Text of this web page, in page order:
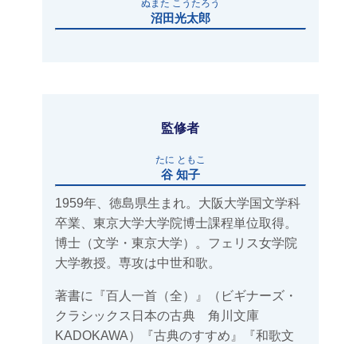
沼田光太郎
ぬまた こうたろう
監修者
谷 知子
たに ともこ
1959年、徳島県生まれ。大阪大学国文学科
卒業、東京大学大学院博士課程単位取得。
博士（文学・東京大学）。フェリス女学院
大学教授。専攻は中世和歌。
著書に『百人一首（全）』（ビギナーズ・
クラシックス日本の古典 角川文庫
KADOKAWA）『古典のすすめ』『和歌文